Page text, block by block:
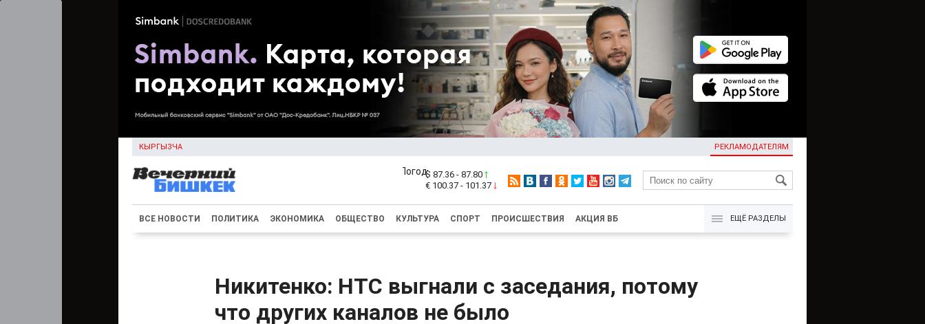
КЫРГЫЗЧА РЕКЛАМОДАТЕЛЯМ
KG
$ 87.36 - 87.80
€ 100.37 - 101.37
ВСЕ НОВОСТИ ПОЛИТИКА ЭКОНОМИКА ОБЩЕСТВО КУЛЬТУРА СПОРТ ПРОИСШЕСТВИЯ АКЦИЯ ВБ ЕЩЁ РАЗДЕЛЫ
Никитенко: НТС выгнали с заседания, потому
что других каналов не было